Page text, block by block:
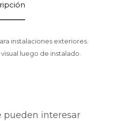
instalaciones exteriores.
luego de instalado.
pueden interesar